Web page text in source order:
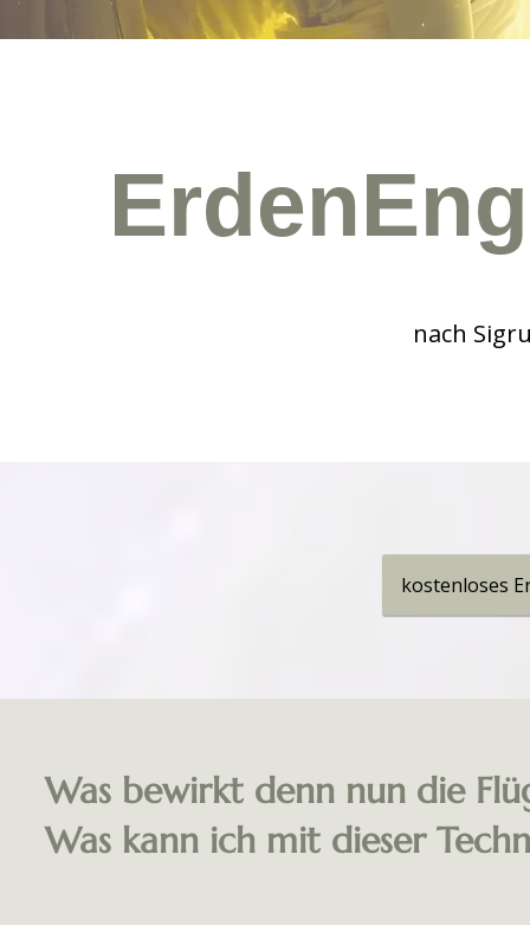
nach
kostenloses
Was bewirkt denn nun die
Was kann ich mit dieser